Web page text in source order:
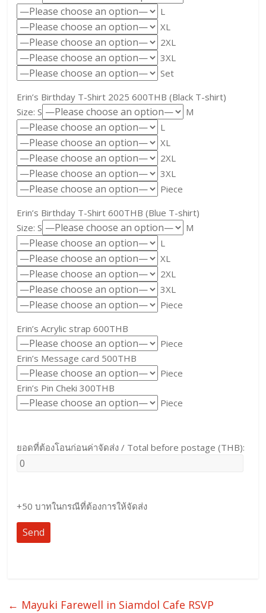
L
XL
2XL
3XL
Set
Erin’s Birthday T-Shirt 2025 600THB (Black T-shirt)
Size: S
M
L
XL
2XL
3XL
Piece
Erin’s Birthday T-Shirt 600THB (Blue T-shirt)
Size: S
M
L
XL
2XL
3XL
Piece
Erin’s Acrylic strap 600THB
Piece
Erin’s Message card 500THB
Piece
Erin’s Pin Cheki 300THB
Piece
ยอดที่ต้องโอนก่อนค่าจัดส่ง / Total before postage (THB):
+50 บาทในกรณีที่ต้องการให้จัดส่ง
← Mayuki Farewell in Siamdol Cafe RSVP